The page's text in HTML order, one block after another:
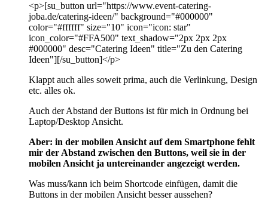
<p>[su_button url="https://www.event-catering-
joba.de/catering-ideen/" background="#000000"
color="#ffffff" size="10" icon="icon: star"
icon_color="#FFA500" text_shadow="2px 2px 2px
#000000" desc="Catering Ideen" title="Zu den Catering
Ideen"][/su_button]</p>
Klappt auch alles soweit prima, auch die Verlinkung, Design
etc. alles ok.
Auch der Abstand der Buttons ist für mich in Ordnung bei
Laptop/Desktop Ansicht.
Aber: in der mobilen Ansicht auf dem Smartphone fehlt
mir der Abstand zwischen den Buttons, weil sie in der
mobilen Ansicht ja untereinander angezeigt werden.
Was muss/kann ich beim Shortcode einfügen, damit die
Buttons in der mobilen Ansicht besser aussehen?